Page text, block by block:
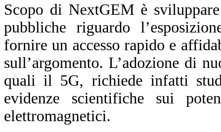
Scopo di NextGEM è
pubbliche riguardo
fornire un accesso rapido e
sull’argomento. L’adozione di
quali il 5G, richiede infatti
evidenze scientifiche sui
elettromagnetici.